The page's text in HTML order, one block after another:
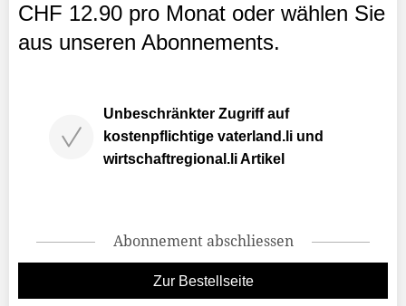
CHF 12.90 pro Monat oder wählen Sie
aus unseren Abonnements.
Unbeschränkter Zugriff auf
kostenpflichtige vaterland.li und
wirtschaftregional.li Artikel
Abonnement abschliessen
Zur Bestellseite